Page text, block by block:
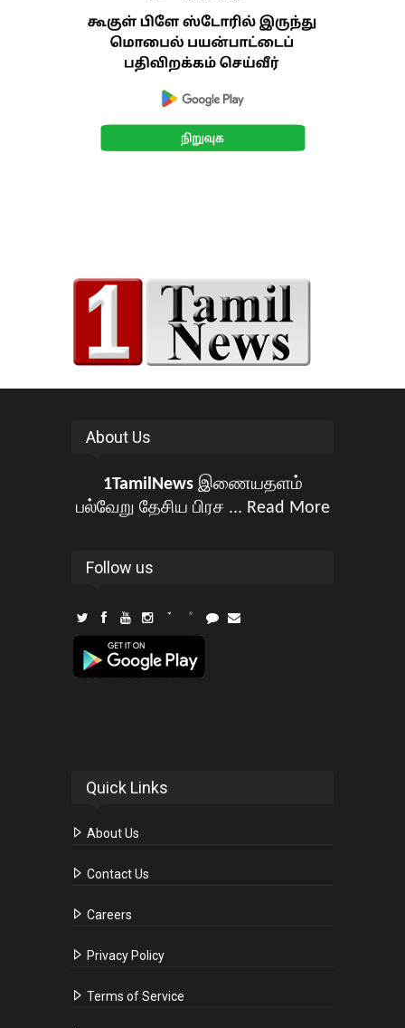
About Us
1TamilNewsஇணையதளம்
பல்வேறு தேசிய பிரச ... Read More
Follow us
Quick Links
About Us
Contact Us
Careers
Privacy Policy
Terms of Service